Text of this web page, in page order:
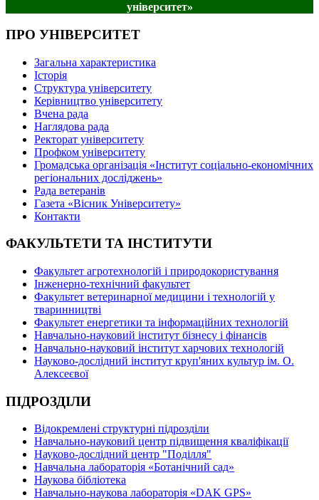
університет»
ПРО УНІВЕРСИТЕТ
Загальна характеристика
Історія
Структура університету
Керівництво університету
Вчена рада
Наглядова рада
Ректорат університету
Профком університету
Громадська організація «Інститут соціально-економічних
регіональних досліджень»
Рада ветеранів
Газета «Вісник Університету»
Контакти
ФАКУЛЬТЕТИ ТА ІНСТИТУТИ
Факультет агротехнологій і природокористування
Інженерно-технічний факультет
Факультет ветеринарної медицини і технологій у
тваринництві
Факультет енергетики та інформаційних технологій
Навчально-науковий інститут бізнесу і фінансів
Навчально-науковий інститут харчових технологій
Науково-дослідний інститут круп'яних культур ім. О.
Алексеєвої
ПІДРОЗДІЛИ
Відокремлені структурні підрозділи
Навчально-науковий центр підвищення кваліфікації
Науково-дослідний центр "Поділля"
Навчальна лабораторія «Ботанічний сад»
Наукова бібліотека
Навчально-наукова лабораторія «DAK GPS»